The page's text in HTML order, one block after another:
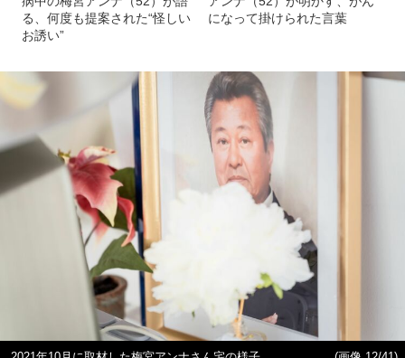
る、何度も提案された“怪しい
お誘い”
になって掛けられた言葉